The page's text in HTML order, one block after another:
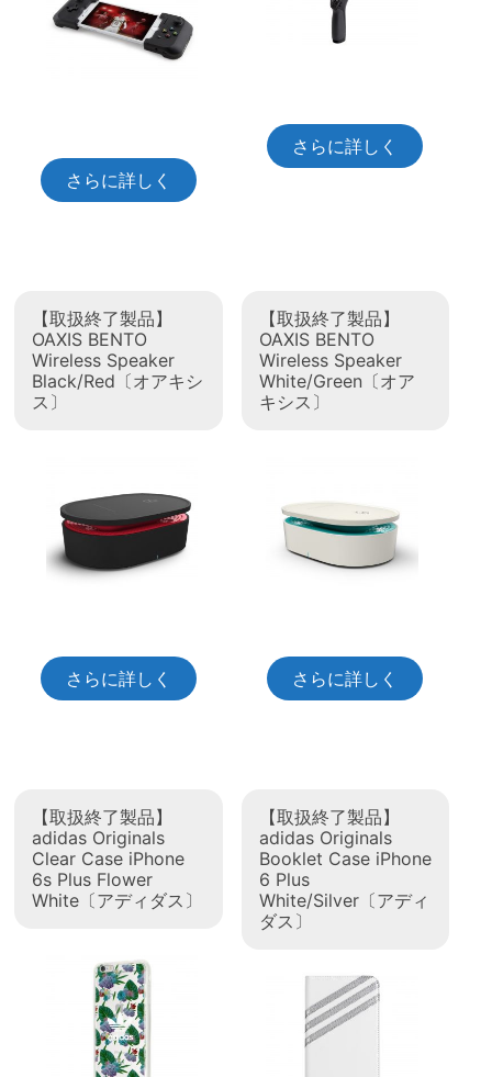
さらに詳しく
さらに詳しく
【取扱終了製品】
OAXIS BENTO
Wireless Speaker
Black/Red〔オアキシ
ス〕
さらに詳しく
【取扱終了製品】
OAXIS BENTO
Wireless Speaker
White/Green〔オア
キシス〕
さらに詳しく
【取扱終了製品】
adidas Originals
Clear Case iPhone
6s Plus Flower
White〔アディダス〕
【取扱終了製品】
adidas Originals
Booklet Case iPhone
6 Plus
White/Silver〔アディ
ダス〕